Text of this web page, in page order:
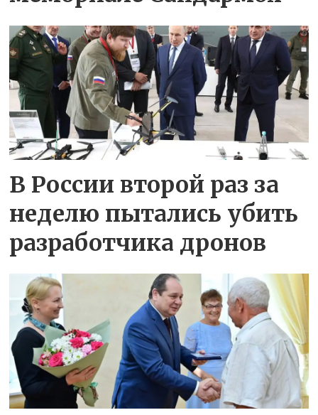
В России второй раз за
неделю пытались убить
разработчика дронов